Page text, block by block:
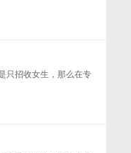
只招收女生，那么在专